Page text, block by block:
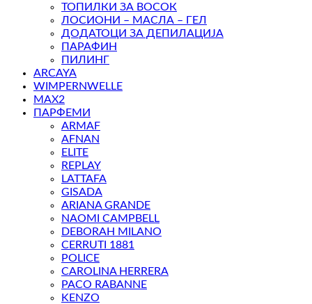
ТОПИЛКИ ЗА ВОСОК
ЛОСИОНИ – МАСЛА – ГЕЛ
ДОДАТОЦИ ЗА ДЕПИЛАЦИЈА
ПАРАФИН
ПИЛИНГ
ARCAYA
WIMPERNWELLE
MAX2
ПАРФЕМИ
ARMAF
AFNAN
ELITE
REPLAY
LATTAFA
GISADA
ARIANA GRANDE
NAOMI CAMPBELL
DEBORAH MILANO
CERRUTI 1881
POLICE
CAROLINA HERRERA
PACO RABANNE
KENZO